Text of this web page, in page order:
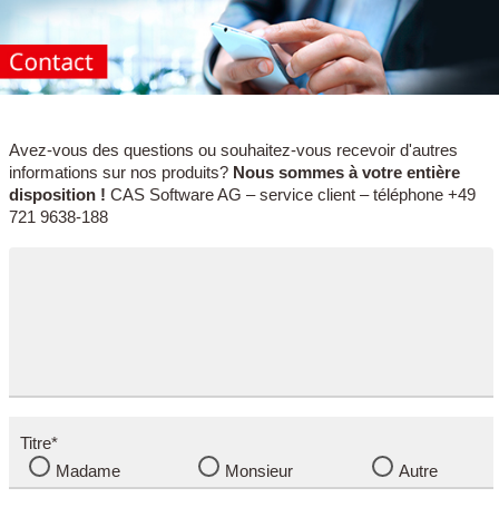
Avez-vous des questions ou souhaitez-vous recevoir d'autres
informations sur nos produits? Nous sommes à votre entière
disposition ! CAS Software AG – service client – téléphone +49
721 9638-188
Titre*
Madame
Monsieur Autre